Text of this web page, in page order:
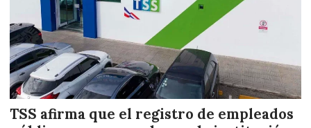
TSS afirma que el registro de empleados